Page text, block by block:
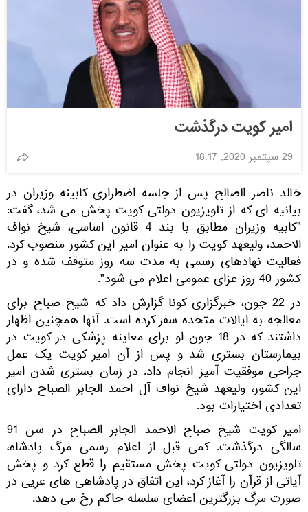
امیر کویت درگذشت
29 سپتمبر 2020, 18:17
خالد ناصر الصالح پس از جلسه اضطراری کابینه وزیران در
بیانیه ای که از تلویزیون دولتی کویت پخش می شد، گفت:
"کابیه وزیران مطابق با بند 4 قانون اساسی، شیخ نواف
الاحمد، ولیعهد کویت را به عنوان امیر این کشور منصوب کرد.
فعالیت نهادهای رسمی به مدت سه روز متوقف شده و در
کشور 40 روز عزای عمومی اعلام می شود".
در 22 جون، خبرگزاری کونا گزارش داد که شیخ صباح برای
معالجه به ایالات متحده سفر کرده است. آنها همچنین اظهار
داشتند که در 18 جون او برای معاینه پزشکی در کویت در
بیمارستان بستری شد و پس از آن امیر کویت یک عمل
جراحی موفقیت آمیز انجام داد. در زمان بستری شدن امیر
این کشور، ولیعهد شیخ نواف آل احمد الجابر الصباح دارای
تعدادی اختیارات بود.
امیر کویت شیخ صباح الاحمد الجابر الصباح در سن 91
سالگی درگذشت. کمی قبل از اعلام رسمی مرگ پادشاه،
تلویزیون دولتی کویت پخش مستقیم را قطع کرد و پخش
آیاتی از قرآن را آغاز کرد، این اتفاق در پادشاهی های عریی در
صورت مرگ بزرگترین اعضای سلسله حاکم رخ می دهد.